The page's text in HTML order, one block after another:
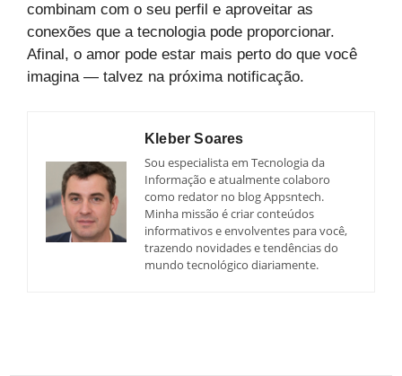
combinam com o seu perfil e aproveitar as
conexões que a tecnologia pode proporcionar.
Afinal, o amor pode estar mais perto do que você
imagina — talvez na próxima notificação.
Kleber Soares
Sou especialista em Tecnologia da
Informação e atualmente colaboro
como redator no blog Appsntech.
Minha missão é criar conteúdos
informativos e envolventes para você,
trazendo novidades e tendências do
mundo tecnológico diariamente.